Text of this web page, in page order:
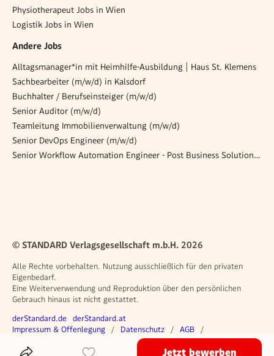
Physiotherapeut Jobs in Wien
Logistik Jobs in Wien
Andere Jobs
Alltagsmanager*in mit Heimhilfe-Ausbildung | Haus St. Klemens
Sachbearbeiter (m/w/d) in Kalsdorf
Buchhalter / Berufseinsteiger (m/w/d)
Senior Auditor (m/w/d)
Teamleitung Immobilienverwaltung (m/w/d)
Senior DevOps Engineer (m/w/d)
Senior Workflow Automation Engineer - Post Business Solutions GmbH (w/m/d)
Jetzt bewerben
© STANDARD Verlagsgesellschaft m.b.H. 2026
Alle Rechte vorbehalten. Nutzung ausschließlich für den privaten
Eigenbedarf.
Eine Weiterverwendung und Reproduktion über den persönlichen
Gebrauch hinaus ist nicht gestattet.
Weitere Angebote
derStandard.de derStandard.at
Rechtliches
Impressum & Offenlegung Datenschutz
AGB